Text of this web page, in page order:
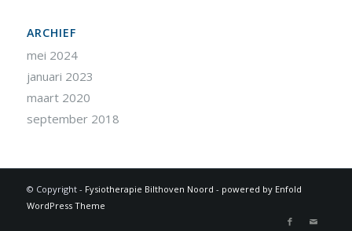
ARCHIEF
mei 2024
januari 2023
maart 2020
september 2018
© Copyright - Fysiotherapie Bilthoven Noord - powered by Enfold
WordPress Theme